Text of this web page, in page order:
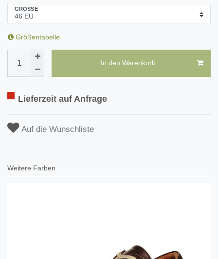
GRÖSSE
Größentabelle
In den Warenkorb
Lieferzeit auf Anfrage
Auf die Wunschliste
Weitere Farben